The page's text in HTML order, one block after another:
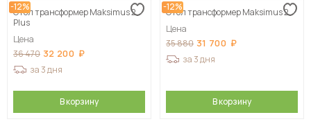
-12%
Стол трансформер Maksimus 2
Plus
Цена
36 470 32 200
за 3 дня
В корзину
-12%
Стол трансформер Maksimus 2
Цена
35 880 31 700
за 3 дня
В корзину